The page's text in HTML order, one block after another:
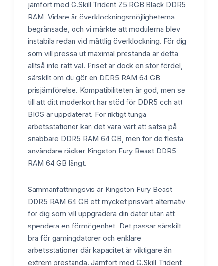
jämfört med G.Skill Trident Z5 RGB Black DDR5
RAM. Vidare är överklockningsmöjligheterna
begränsade, och vi märkte att modulerna blev
instabila redan vid måttlig överklockning. För dig
som vill pressa ut maximal prestanda är detta
alltså inte rätt val. Priset är dock en stor fördel,
särskilt om du gör en DDR5 RAM 64 GB
prisjämförelse. Kompatibiliteten är god, men se
till att ditt moderkort har stöd för DDR5 och att
BIOS är uppdaterat. För riktigt tunga
arbetsstationer kan det vara värt att satsa på
snabbare DDR5 RAM 64 GB, men för de flesta
användare räcker Kingston Fury Beast DDR5
RAM 64 GB långt.
Sammanfattningsvis är Kingston Fury Beast
DDR5 RAM 64 GB ett mycket prisvärt alternativ
för dig som vill uppgradera din dator utan att
spendera en förmögenhet. Det passar särskilt
bra för gamingdatorer och enklare
arbetsstationer där kapacitet är viktigare än
extrem prestanda. Jämfört med G.Skill Trident